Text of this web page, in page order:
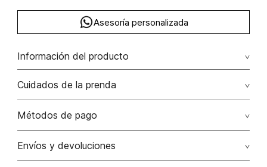
Asesoría personalizada
Información del producto
Cuidados de la prenda
No dejar en remojo /lavar por separado / no utilizar
No usar lejia
Métodos de pago
Tarjetas de crédito: Visa, Dinners, Master Card y American
Envíos y devoluciones